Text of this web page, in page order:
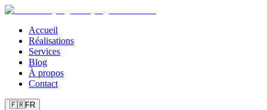
Accueil
Réalisations
Services
Blog
À propos
Contact
🇫🇷FR